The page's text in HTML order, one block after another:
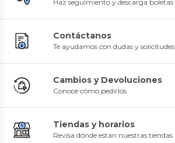
Haz seguimiento y descarga boletas
Contáctanos
Te ayudamos con dudas y solicitudes
Cambios y Devoluciones
Conoce cómo pedirlos
Tiendas y horarios
Revisa dónde están nuestras tiendas